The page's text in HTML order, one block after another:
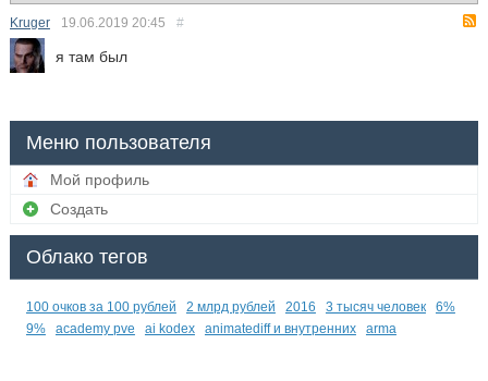
Kruger 19.06.2019 20:45 #
я там был
Меню пользователя
Мой профиль
Создать
Облако тегов
100 очков за 100 рублей 2 млрд рублей 2016 3 тысяч человек
6%
9%
academy pve ai kodex animatediff и внутренних arma